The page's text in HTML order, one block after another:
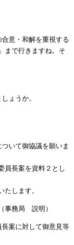
意・和解を重視する
まで行きますね。そ
ょうか。
いて御協議を願いま
員長案を資料２とし
します。
）
案に対して御意見等